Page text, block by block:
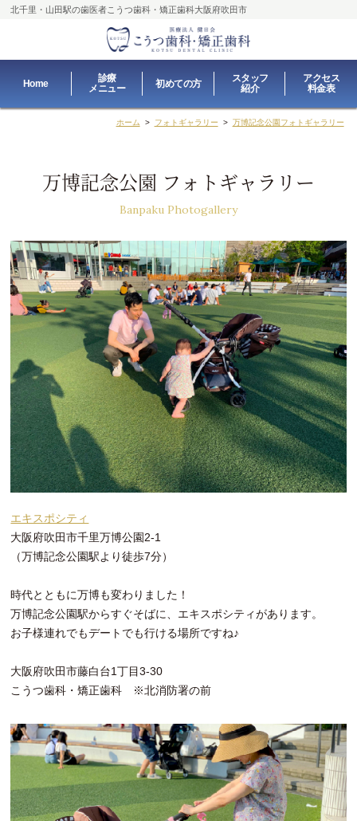
北千里・山田駅の歯医者こうつ歯科・矯正歯科大阪府吹田市
Home
診療
メニュー
初めての方
スタッフ
紹介
アクセス
料金表
ホーム > フォトギャラリー > 万博記念公園フォトギャラリー
万博記念公園 フォトギャラリー
Banpaku Photogallery
エキスポシティ
大阪府吹田市千里万博公園2-1
（万博記念公園駅より徒歩7分）
時代とともに万博も変わりました！
万博記念公園駅からすぐそばに、エキスポシティがあります。
お子様連れでもデートでも行ける場所ですね♪
大阪府吹田市藤白台1丁目3-30
こうつ歯科・矯正歯科 ※北消防署の前